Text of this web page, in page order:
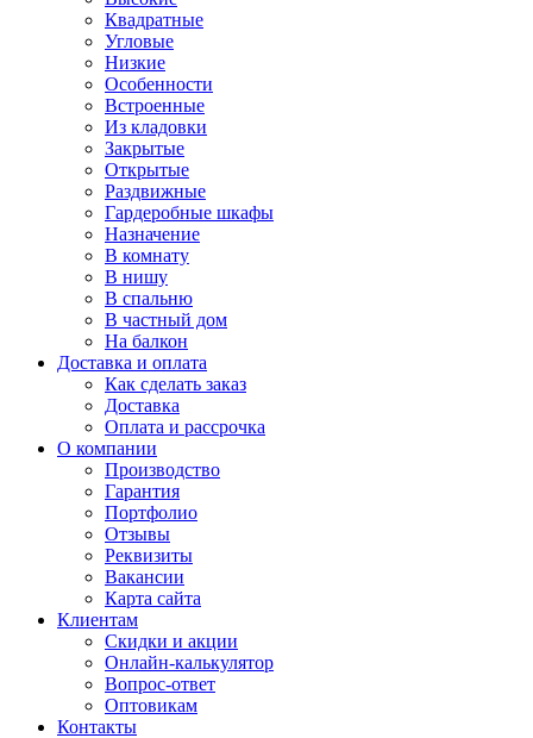
Квадратные
Угловые
Низкие
Особенности
Встроенные
Из кладовки
Закрытые
Открытые
Раздвижные
Гардеробные шкафы
Назначение
В комнату
В нишу
В спальню
В частный дом
На балкон
Доставка и оплата
Как сделать заказ
Доставка
Оплата и рассрочка
О компании
Производство
Гарантия
Портфолио
Отзывы
Реквизиты
Вакансии
Карта сайта
Клиентам
Скидки и акции
Онлайн-калькулятор
Вопрос-ответ
Оптовикам
Контакты